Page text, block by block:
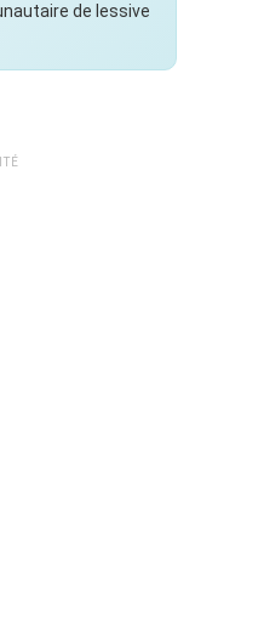
de lessive